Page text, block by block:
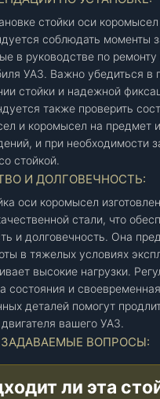
стойки оси коромысел
соблюдать моменты
в руководстве по
УАЗ. Важно убедиться в
стойки и надежной
также проверить
и коромысел на предмет
и при необходимости
стойкой.
И ДОЛГОВЕЧНОСТЬ:
оси коромысел
стали, что
и долговечность. Она
в тяжелых условиях
высокие нагрузки.
состояния и
деталей помогут
вашего УАЗ.
ВОПРОСЫ:
ли эта